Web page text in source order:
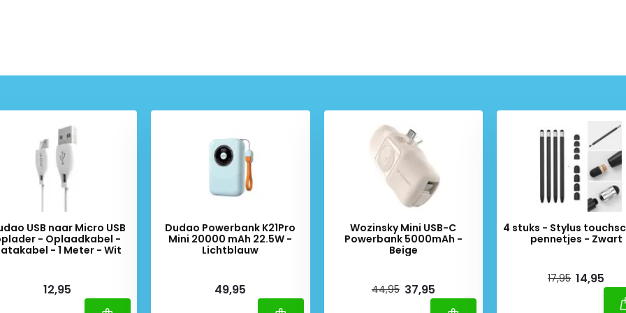
USB naar Micro USB
- Oplaadkabel -
- 1 Meter - Wit
12,95
Dudao Powerbank K21Pro
Mini 20000 mAh 22.5W -
Lichtblauw
49,95
Wozinsky Mini USB-C
Powerbank 5000mAh -
Beige
44,95 37,95
4 stuks - Stylus
pennetjes - Zwart
17,95 14,95